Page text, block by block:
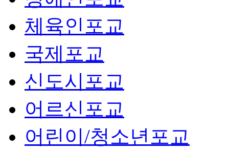
체육인포교
국제포교
신도시포교
어르신포교
어린이/청소년포교